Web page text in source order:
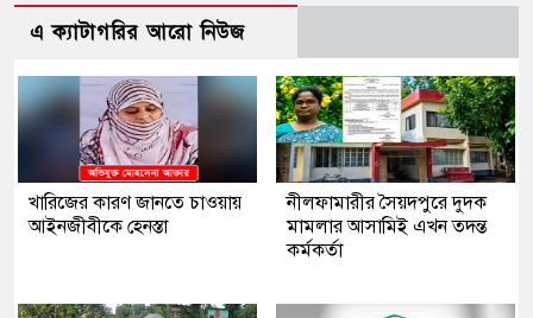
এ ক্যাটাগরির আরো নিউজ
খারিজের কারণ জানতে চাওয়ায়
আইনজীবীকে হেনস্তা
নীলফামারীর সৈয়দপুরে দুদক
মামলার আসামিই এখন তদন্ত
কর্মকর্তা